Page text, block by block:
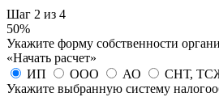
Шаг 2 из 4
50%
Укажите форму собственности
«Начать расчет»
ИП
ООО АО
СНТ,
Укажите выбранную систему